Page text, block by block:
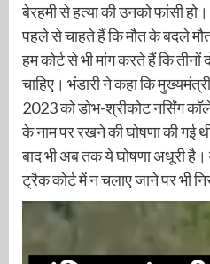
बेरहमी से हत्या की उनको फांसी
पहले से चाहते हैं कि मौत के बदले
हम कोर्ट से भी मांग करते हैं कि तीनों
चाहिए। भंडारी ने कहा कि
2023 को डोभ-श्रीकोट नर्सिंग
के नाम पर रखने की घोषणा की गई
बाद भी अब तक ये घोषणा अधूरी है।
ट्रैक कोर्ट में न चलाए जाने पर भी